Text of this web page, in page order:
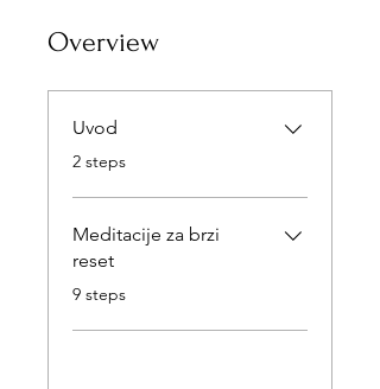
Overview
Uvod
.
2 steps
Meditacije za brzi
reset
.9 steps